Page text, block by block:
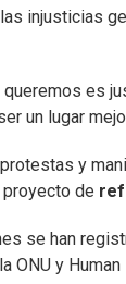
injusticias
queremos es
un lugar
y
de
se han
ONU y